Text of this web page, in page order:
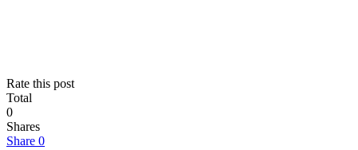
Rate this post
Total
0
Shares
Share 0